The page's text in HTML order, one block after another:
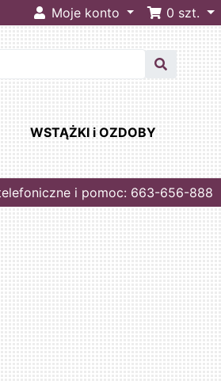
Moje konto 0 szt.
WSTĄŻKI i OZDOBY
i pomoc: 663-656-888